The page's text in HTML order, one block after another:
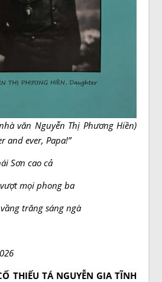
văn Nguyễn Thị Phương Hiền)
and ever, Papa!”
Sơn cao cả
mọi phong ba
trăng sáng ngà
THIẾU TÁ NGUYỄN GIA TĨNH